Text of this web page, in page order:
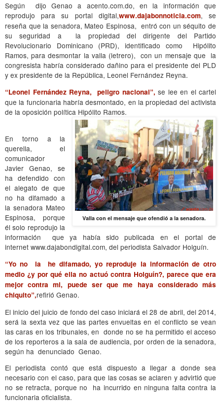
Según dijo Genao a acento.com.do, en la información que
reprodujo para su portal digital,www.dajabonnoticia.com, se
reseña que la senadora, Mateo Espinosa, entró con un séquito de
su seguridad a la propiedad del dirigente del Partido
Revolucionario Dominicano (PRD), identificado como Hipólito
Ramos, para desmontar la valla (letrero), con un mensaje que la
congresista habría considerado dañino para el presidente del PLD
y ex presidente de la República, Leonel Fernández Reyna.
“Leonel Fernández Reyna, peligro nacional”, se lee en el cartel
que la funcionaria habría desmontado, en la propiedad del activista
de la oposición política Hipólito Ramos.
Valla con el mensaje que ofendió a la senadora.
En torno a la
querella, el
comunicador
Javier Genao, se
ha defendido con
el alegato de que
no ha difamado a
la senadora Mateo
Espinosa, porque
él solo reprodujo la
información que ya había sido publicada en el portal de
internet www.dajabondigital.com, del periodista Salvador Holguín.
“Yo no la he difamado, yo reproduje la información de otro
medio ¿y por qué ella no actuó contra Holguín?, parece que era
mejor contra mi, puede ser que me haya considerado más
chiquito”,refirió Genao.
El inicio del juicio de fondo del caso iniciará el 28 de abril, del 2014,
será la sexta vez que las partes envueltas en el conflicto se vean
las caras en los tribunales, en donde no se ha permitido el acceso
de los reporteros a la sala de audiencia, por orden de la senadora,
según ha denunciado Genao.
El periodista contó que está dispuesto a llegar a donde sea
necesario con el caso, para que las cosas se aclaren y advirtió que
no se retracta, porque no ha incurrido en ninguna falta contra la
funcionaria oficialista.